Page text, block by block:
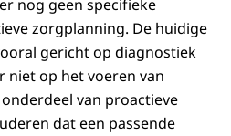
nog geen specifieke
zorgplanning. De huidige
gericht op diagnostiek
niet op het voeren van
van proactieve
dat een passende